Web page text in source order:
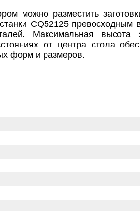
можно разместить
CQ52125
Максимальная
от центра стола
форм и размеров.